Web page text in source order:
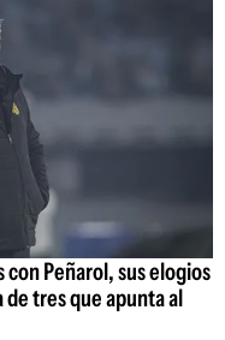
Peñarol, sus elogios
de tres que apunta al